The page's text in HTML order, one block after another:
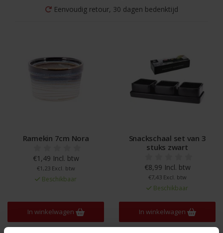
Eenvoudig retour, 30 dagen bedenktijd
Ramekin 7cm Nora
€1,49 Incl. btw
€1,23 Excl. btw
Beschikbaar
In winkelwagen
Snackschaal set van 3
stuks zwart
€8,99 Incl. btw
€7,43 Excl. btw
Beschikbaar
In winkelwagen